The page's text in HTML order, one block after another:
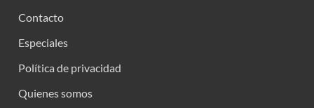
Contacto
Especiales
Política de privacidad
Quienes somos